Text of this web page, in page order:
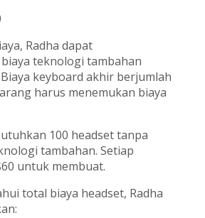
Radha dapat
teknologi tambahan
keyboard akhir berjumlah
harus menemukan biaya
100 headset tanpa
tambahan. Setiap
untuk membuat.
total biaya headset, Radha